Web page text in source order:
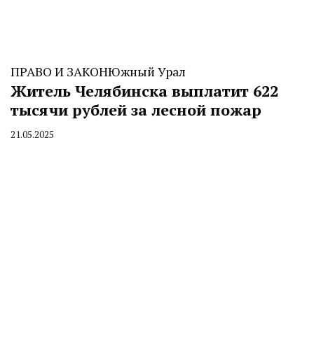
ПРАВО И ЗАКОНЮжный Урал
Житель Челябинска выплатит 622
тысячи рублей за лесной пожар
By
21.05.2025